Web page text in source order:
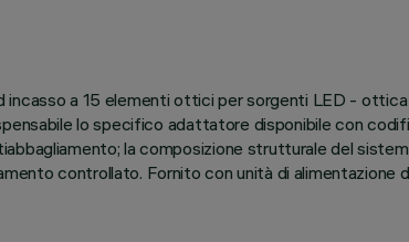
incasso a 15 elementi ottici per sorgenti LED -
lo specifico adattatore disponibile con
la composizione strutturale del
controllato. Fornito con unità di alimentazione